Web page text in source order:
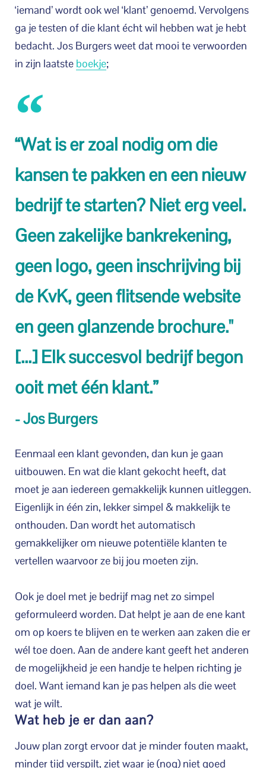
‘iemand’ wordt ook wel ‘klant’ genoemd. Vervolgens
ga je testen of die klant écht wil hebben wat je hebt
bedacht. Jos Burgers weet dat mooi te verwoorden
in zijn laatste boekje;
“Wat is er zoal nodig om die
kansen te pakken en een nieuw
bedrijf te starten? Niet erg veel.
Geen zakelijke bankrekening,
geen logo, geen inschrijving bij
de KvK, geen flitsende website
en geen glanzende brochure."
[...] Elk succesvol bedrijf begon
ooit met één klant.”
- Jos Burgers
Eenmaal een klant gevonden, dan kun je gaan
uitbouwen. En wat die klant gekocht heeft, dat
moet je aan iedereen gemakkelijk kunnen uitleggen.
Eigenlijk in één zin, lekker simpel & makkelijk te
onthouden. Dan wordt het automatisch
gemakkelijker om nieuwe potentiële klanten te
vertellen waarvoor ze bij jou moeten zijn.
Ook je doel met je bedrijf mag net zo simpel
geformuleerd worden. Dat helpt je aan de ene kant
om op koers te blijven en te werken aan zaken die er
wél toe doen. Aan de andere kant geeft het anderen
de mogelijkheid je een handje te helpen richting je
doel. Want iemand kan je pas helpen als die weet
wat je wilt.
Wat heb je er dan aan?
Jouw plan zorgt ervoor dat je minder fouten maakt,
minder tijd verspilt, ziet waar je (nog) niet goed